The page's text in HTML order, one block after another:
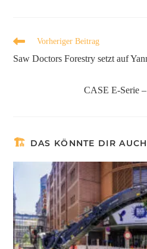
Vorheriger Beitrag
Saw Doctors Forestry setzt auf
CASE E-Serie
DAS KÖNNTE DIR